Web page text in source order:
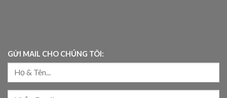
GỬI MAIL CHO CHÚNG TÔI: